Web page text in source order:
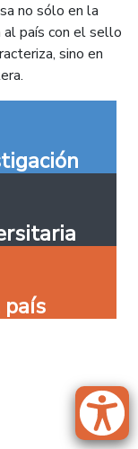
no sólo en la
país con el sello
sino en